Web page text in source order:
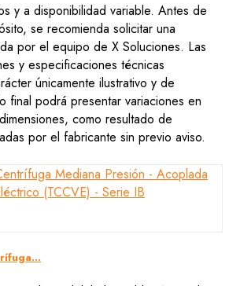
y a disponibilidad variable. Antes de
se recomienda solicitar una
por el equipo de X Soluciones. Las
y especificaciones técnicas
únicamente ilustrativo y de
final podrá presentar variaciones en
como resultado de
por el fabricante sin previo aviso.